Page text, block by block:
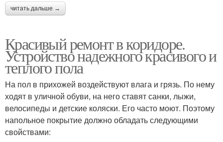
читать дальше →
Красивый ремонт в коридоре.
Устройство надежного красивого и
теплого пола
На пол в прихожей воздействуют влага и грязь. По нему
ходят в уличной обуви, на него ставят санки, лыжи,
велосипеды и детские коляски. Его часто моют. Поэтому
напольное покрытие должно обладать следующими
свойствами: